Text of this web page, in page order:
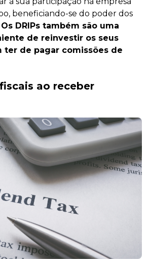
beneficiando-se do poder dos
Os DRIPs também são uma
de reinvestir os seus
ter de pagar comissões de
ao receber